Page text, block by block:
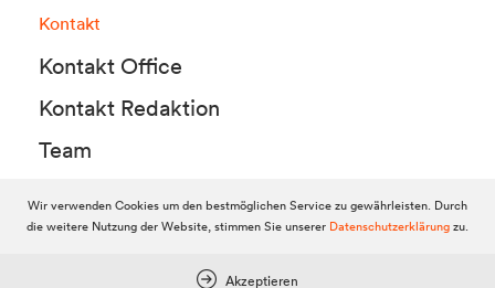
Kontakt
Kontakt Office
Kontakt Redaktion
Team
© 2010-2026 Dolomitenstadt.at
Wir verwenden Cookies um den bestmöglichen Service zu gewährleisten. Durch
die weitere Nutzung der Website, stimmen Sie unserer Datenschutzerklärungzu.
Akzeptieren